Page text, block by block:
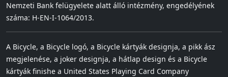
Nemzeti Bank felügyelete alatt álló intézmény, engedélyének
száma: H-EN-I-1064/2013.
A Bicycle, a Bicycle logó, a Bicycle kártyák designja, a pikk ász
megjelenése, a joker designja, a hátlap design és a Bicycle
kártyák finishe a United States Playing Card Company